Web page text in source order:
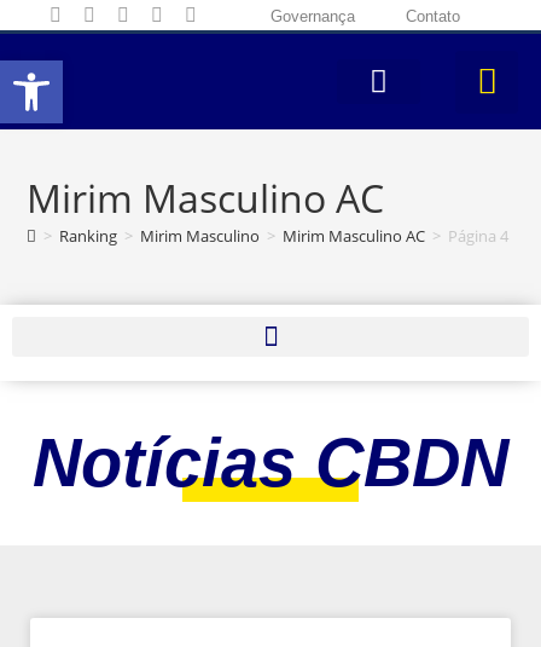
Abrir a barra de ferramentas
Governança Contato
Mirim Masculino AC
> Ranking > Mirim Masculino > Mirim Masculino AC > Página 4
Notícias CBDN